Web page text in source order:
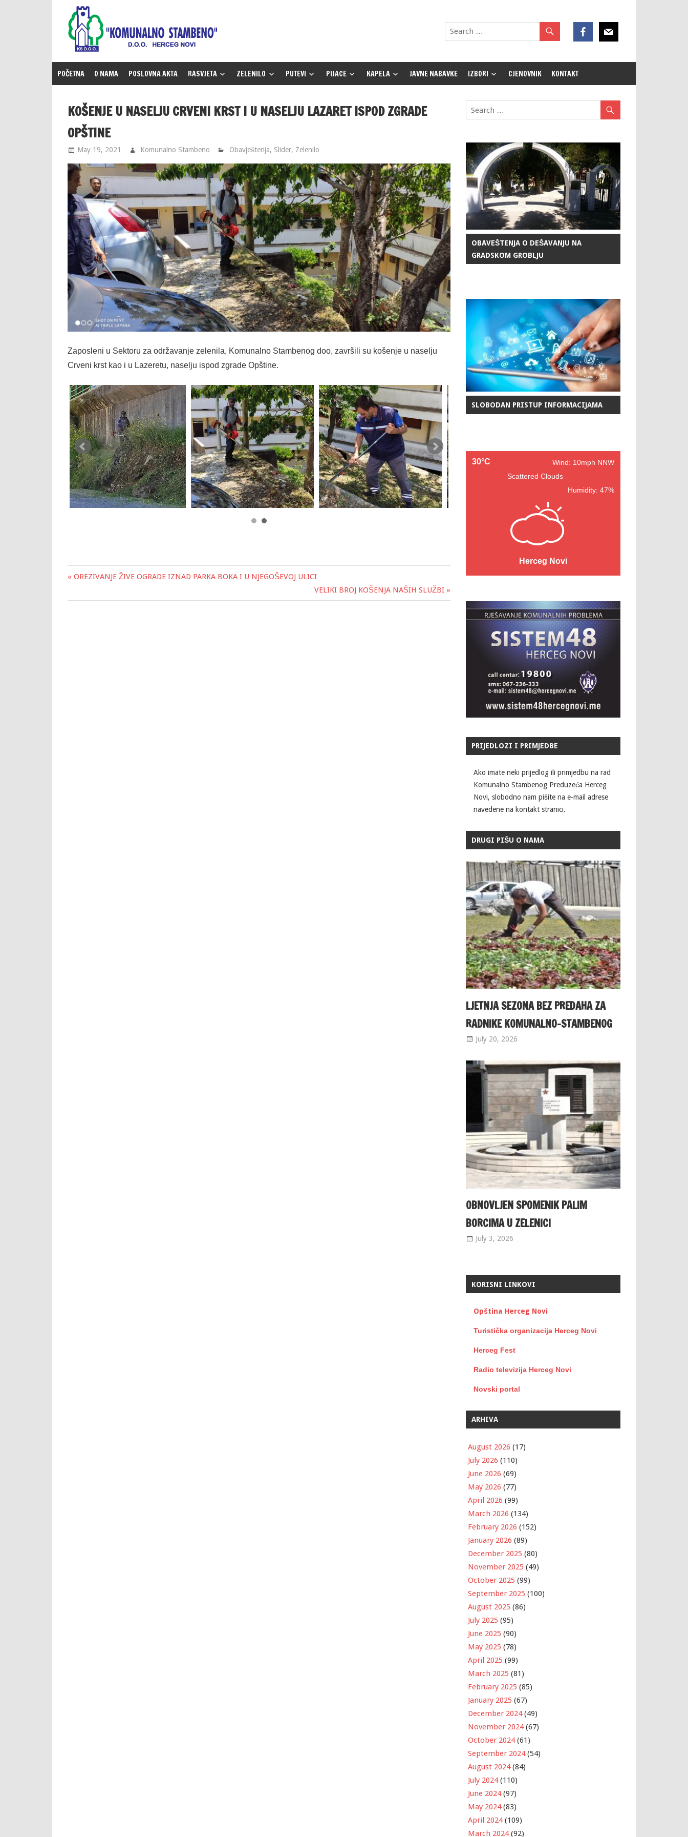
content
POČETNA O NAMA POSLOVNA AKTA RASVJETA ZELENILO PUTEVI PIJACE KAPELA JAVNE NABAVKE IZBORI CJENOVNIK KONTAKT
KOŠENJE U NASELJU CRVENI KRST I U NASELJU LAZARET ISPOD ZGRADE
OPŠTINE
May 19, 2021 Komunalno Stambeno Obavještenja, Slider, Zelenilo
Zaposleni u Sektoru za održavanje zelenila, Komunalno Stambenog doo, završili su košenje u naselju
Crveni krst kao i u Lazeretu, naselju ispod zgrade Opštine.
Post
navigation
« OREZIVANJE ŽIVE OGRADE IZNAD PARKA BOKA I U NJEGOŠEVOJ ULICI
VELIKI BROJ KOŠENJA NAŠIH SLUŽBI »
OBAVEŠTENJA O DEŠAVANJU NA
GRADSKOM GROBLJU
SLOBODAN PRISTUP INFORMACIJAMA
30°C
Wind: 10mph NNW
Scattered Clouds
Humidity: 47%
Herceg Novi
PRIJEDLOZI I PRIMJEDBE
Ako imate neki prijedlog ili primjedbu na rad
Komunalno Stambenog Preduzeća Herceg
Novi, slobodno nam pišite na e-mail adrese
navedene na kontakt stranici.
DRUGI PIŠU O NAMA
LJETNJA SEZONA BEZ PREDAHA ZA
RADNIKE KOMUNALNO-STAMBENOG
July 20, 2026
OBNOVLJEN SPOMENIK PALIM
BORCIMA U ZELENICI
July 3, 2026
KORISNI LINKOVI
Opština Herceg Novi
Turistička organizacija Herceg Novi
Herceg Fest
Radio televizija Herceg Novi
Novski portal
ARHIVA
August 2026 (17)
July 2026 (110)
June 2026 (69)
May 2026 (77)
April 2026 (99)
March 2026 (134)
February 2026 (152)
January 2026 (89)
December 2025 (80)
November 2025 (49)
October 2025 (99)
September 2025 (100)
August 2025 (86)
July 2025 (95)
June 2025 (90)
May 2025 (78)
April 2025 (99)
March 2025 (81)
February 2025 (85)
January 2025 (67)
December 2024(49)
November 2024(67)
October 2024(61)
September 2024(54)
August 2024(84)
July 2024(110)
June 2024(97)
May 2024(83)
April 2024(109)
March 2024(92)